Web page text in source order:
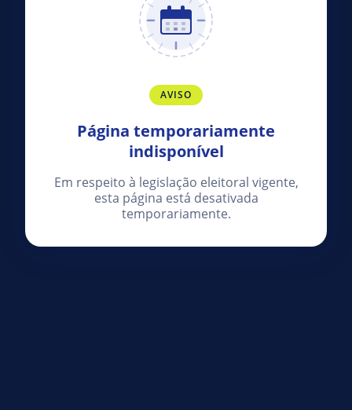
AVISO
Página temporariamente
indisponível
Em respeito à legislação eleitoral vigente,
esta página está desativada
temporariamente.